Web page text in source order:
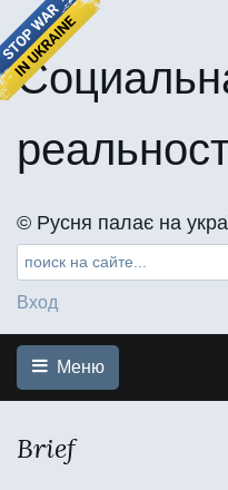
©️ Русня палає на
Вход
Меню
Brief